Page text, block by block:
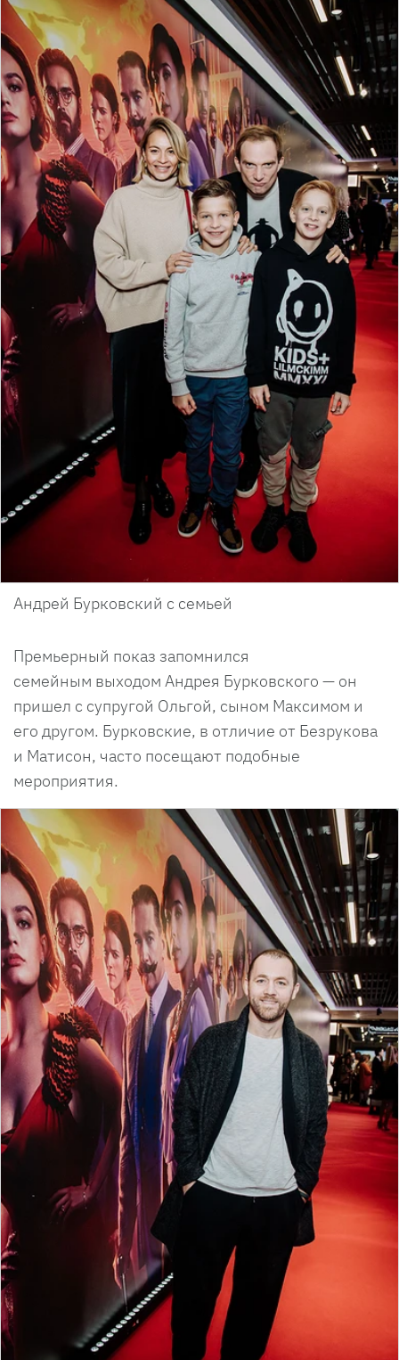
Андрей Бурковский с семьей
Премьерный показ запомнился
семейным выходом Андрея Бурковского — он
пришел с супругой Ольгой, сыном Максимом и
его другом. Бурковские, в отличие от Безрукова
и Матисон, часто посещают подобные
мероприятия.